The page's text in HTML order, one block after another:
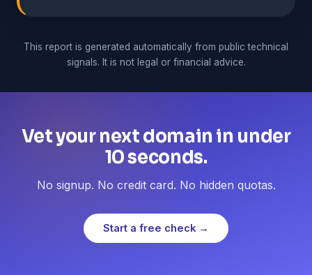
This report is generated automatically from public technical
signals. It is not legal or financial advice.
Vet your next domain in under
10 seconds.
No signup. No credit card. No hidden quotas.
Start a free check →